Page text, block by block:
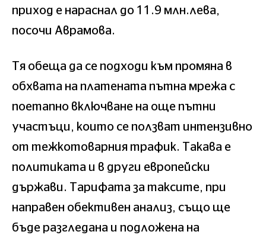
приход е нараснал до 11.9 млн.лева,
посочи Аврамова.
Тя обеща да се подходи към промяна в
обхвата на платената пътна мрежа с
поетапно включване на още пътни
участъци, които се ползват интензивно
от тежкотоварния трафик. Такава е
политиката и в други европейски
държави. Тарифата за таксите, при
направен обективен анализ, също ще
бъде разгледана и подложена на